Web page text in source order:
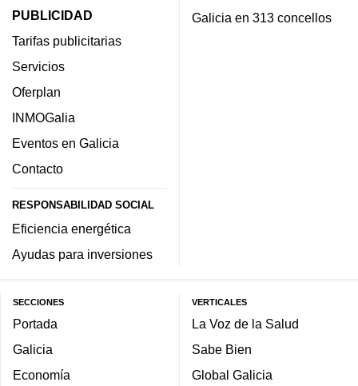
PUBLICIDAD
Tarifas publicitarias
Servicios
Oferplan
INMOGalia
Eventos en Galicia
Contacto
RESPONSABILIDAD SOCIAL
Eficiencia energética
Ayudas para inversiones
Galicia en 313 concellos
SECCIONES
Portada
Galicia
Economía
VERTICALES
La Voz de la Salud
Sabe Bien
Global Galicia